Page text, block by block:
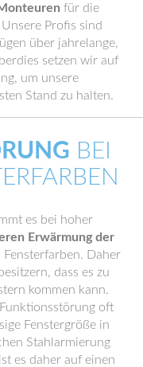
für die
Profis sind
über jahrelange,
setzen wir auf
um unsere
Stand zu halten.
BEI
es bei hoher
Erwärmung der
Daher
dass es zu
kommen kann.
oft
Fenstergröße in
Stahlarmierung
es daher auf einen